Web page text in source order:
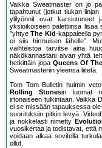
Vaikka Sweatmaster on jo
tapahtunut (jotkut tiukan
ylilyönnit ovat karsiutuneet
yksioikoiseen palettiinsa
”yhtyeThe Kid-kappaleella
ei siis hirmuisen lähelle”.
vaihteistoa tarvitse aina
näkökannastani aivan yhtä
hetkittäin jopa Queens Of
Sweatmasteriin yleensä liitetä.
Tom Tom Bulletin huimin
Rolling Stonesin luomat
irtonaiseen tulkintaan. Vaikka
ei se missään tapauksessa
suorituksiin pitkin levyä.
ja nokkelasti nimetty
vuosikertaa ja todistavat, että
voidaan alkaa sovitella
ollut.